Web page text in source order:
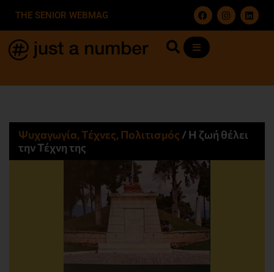
THE SENIOR WEBMAG
Ψυχαγωγία, Τέχνες, Πολιτισμός /Η ζωή θέλει
την Τέχνη της